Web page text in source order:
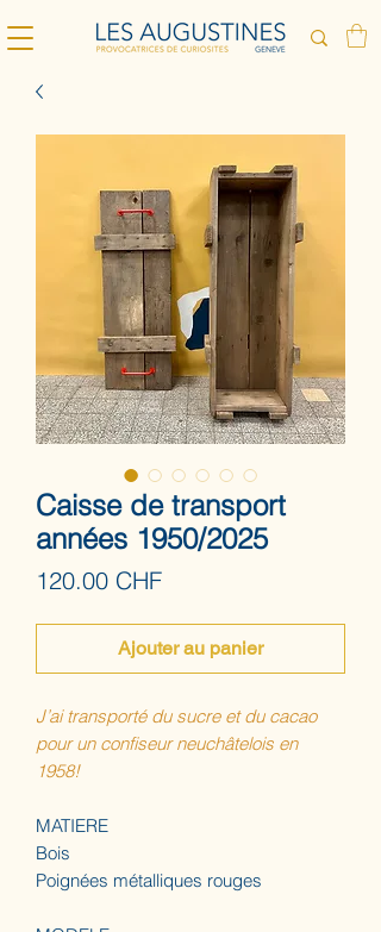
Caisse de transport
années 1950/2025
120.00 CHFPrix
Ajouter au panier
J’ai transporté du sucre et du cacao
pour un confiseur neuchâtelois en
1958!
MATIERE
Bois
Poignées métalliques rouges